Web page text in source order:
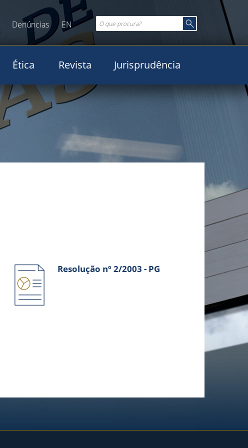
Denúncias EN
Ética Revista Jurisprudência
Resolução nº 2/2003 - PG